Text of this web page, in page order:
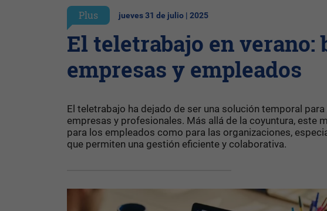
Plus jueves 31 de julio | 2025
El teletrabajo en verano:
empresas y empleados
El teletrabajo ha dejado de ser una solución temporal
empresas y profesionales. Más allá de la coyuntura,
para los empleados como para las organizaciones,
que permiten una gestión eficiente y colaborativa.